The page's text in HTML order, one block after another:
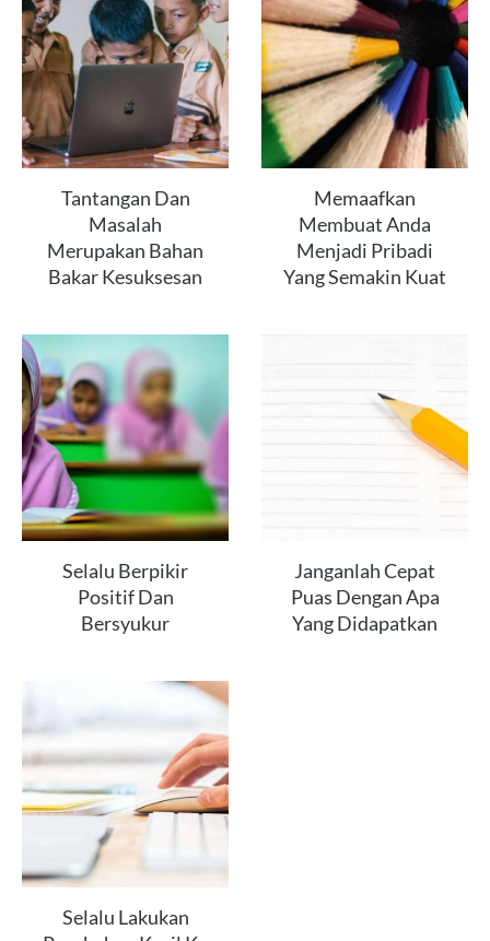
Tantangan Dan
Masalah
Merupakan Bahan
Bakar Kesuksesan
Memaafkan
Membuat Anda
Menjadi Pribadi
Yang Semakin Kuat
Selalu Berpikir
Positif Dan
Bersyukur
Janganlah Cepat
Puas Dengan Apa
Yang Didapatkan
Selalu Lakukan